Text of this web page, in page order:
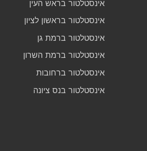
אינסטלטור בראש העין
אינסטלטור בראשון לציון
אינסטלטור ברמת גן
אינסטלטור ברמת השרון
אינסטלטור ברחובות
אינסטלטור בנס ציונה